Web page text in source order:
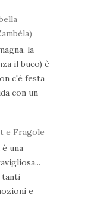
la
il buco) è
c'è festa
con un
e Fragole
una
e